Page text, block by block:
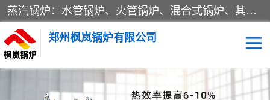
蒸汽锅炉：水管锅炉、火管锅炉、混合式锅炉、其他蒸汽锅炉； 热水锅炉：家用型集中供暖用热水锅炉、其他热水锅炉； 有机热载体锅炉； 船用蒸汽锅炉； （锅炉用辅助设备及装置）蒸汽冷凝器：表面冷凝器、混合式冷凝器、空冷式冷凝器、其他蒸汽冷凝器； 锅炉用辅助设备：节热器、蒸汽收集器、蓄能器、烟垢清除器、气体回收器、泥渣刮除器、空气预热器、其他锅炉用辅助设备；
郑州枫岚锅炉有限公司